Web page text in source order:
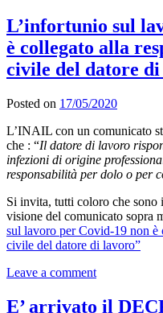
L’infortunio sul
è collegato alla
civile del datore
Posted on 17/05/2020
L’INAIL con un comunicato
che : “Il datore di lavoro
infezioni di origine
responsabilità per dolo o per
Si invita, tutti coloro che sono
visione del comunicato sopra
sul lavoro per Covid-19 non è
civile del datore di lavoro”
Leave a comment
E’ arrivato il